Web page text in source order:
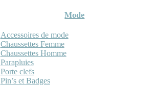
Mode
Accessoires de mode
Chaussettes Femme
Chaussettes Homme
Parapluies
Porte clefs
Pin’s et Badges